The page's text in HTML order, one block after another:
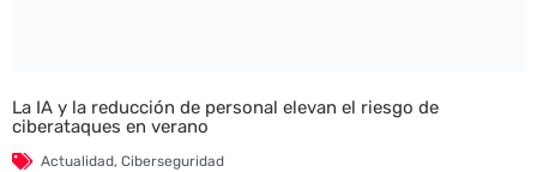
La IA y la reducción de personal elevan el riesgo de
ciberataques en verano
Actualidad, Ciberseguridad